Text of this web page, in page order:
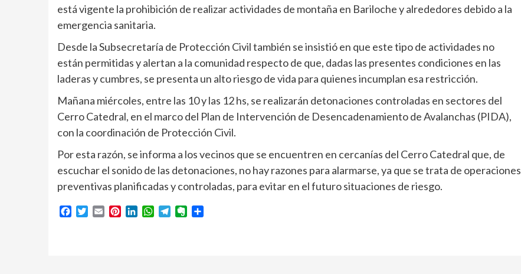
está vigente la prohibición de realizar actividades de montaña en Bariloche y alrededores debido a la
emergencia sanitaria.
Desde la Subsecretaría de Protección Civil también se insistió en que este tipo de actividades no
están permitidas y alertan a la comunidad respecto de que, dadas las presentes condiciones en las
laderas y cumbres, se presenta un alto riesgo de vida para quienes incumplan esa restricción.
Mañana miércoles, entre las 10 y las 12 hs, se realizarán detonaciones controladas en sectores del
Cerro Catedral, en el marco del Plan de Intervención de Desencadenamiento de Avalanchas (PIDA),
con la coordinación de Protección Civil.
Por esta razón, se informa a los vecinos que se encuentren en cercanías del Cerro Catedral que, de
escuchar el sonido de las detonaciones, no hay razones para alarmarse, ya que se trata de operaciones
preventivas planificadas y controladas, para evitar en el futuro situaciones de riesgo.
Facebook
Twitter
Email PinterestLinkedInWhatsApp
TelegramEvernote